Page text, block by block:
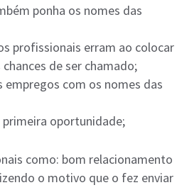
ponha os nomes das
profissionais erram ao colocar
de ser chamado;
com os nomes das
primeira oportunidade;
como: bom relacionamento
o motivo que o fez enviar